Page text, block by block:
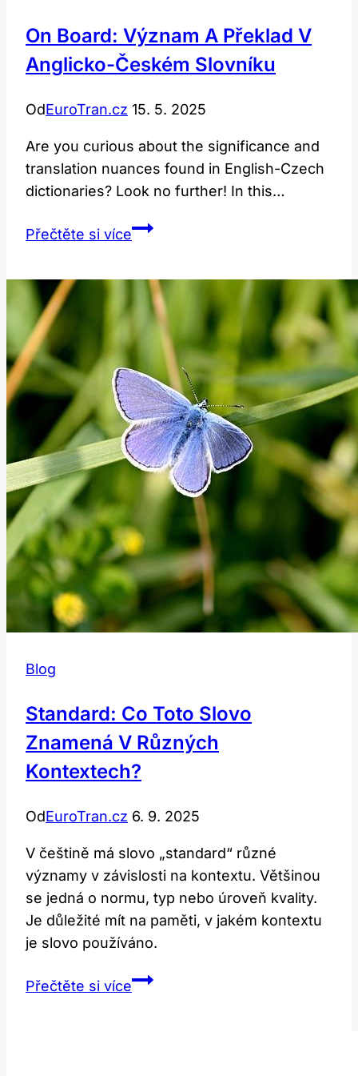
On Board: Význam A Překlad V
Anglicko-Českém Slovníku
OdEuroTran.cz 15. 5. 2025
Are you curious about the significance and
translation nuances found in English-Czech
dictionaries? Look no further! In this…
Přečtěte si víceOn
Překlad
v
Anglicko-
Českém
Slovníku
Blog
Standard: Co Toto Slovo
Znamená V Různých
Kontextech?
OdEuroTran.cz 6. 9. 2025
V češtině má slovo „standard“ různé
významy v závislosti na kontextu. Většinou
se jedná o normu, typ nebo úroveň kvality.
Je důležité mít na paměti, v jakém kontextu
je slovo používáno.
Přečtěte si víceStandard: